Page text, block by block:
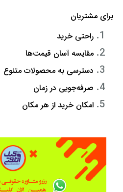
برای مشتریان
راحتی خرید
مقایسه آسان قیمت‌ها
دسترسی به محصولات متنوع
صرفه‌جویی در زمان
امکان خرید از هر مکان